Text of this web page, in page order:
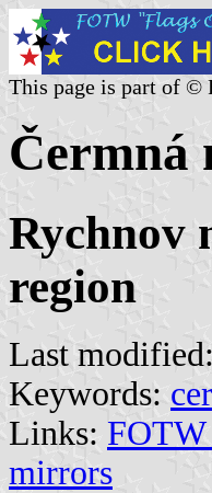
This page is part of ©
Čermná
Rychnov
region
Last modified:
Keywords:
Links: FOTW
mirrors